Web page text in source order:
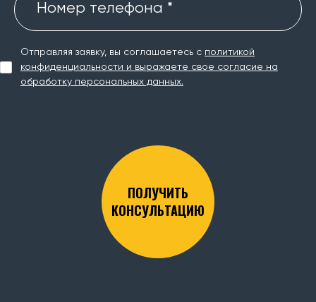
Номер телефона *
Отправляя заявку, вы соглашаетесь с политикой
конфиденциальности и выражаете свое согласие на
обработку персональных данных.
ПОЛУЧИТЬ
КОНСУЛЬТАЦИЮ